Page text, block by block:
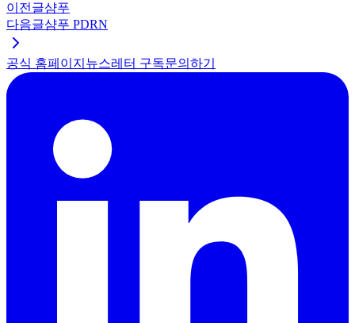
이전글샴푸
다음글샴푸 PDRN
공식 홈페이지 뉴스레터 구독문의하기